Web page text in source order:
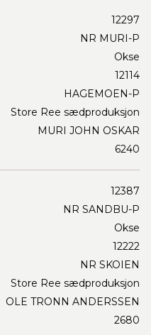
12297
NR MURI-P
Okse
12114
HAGEMOEN-P
Store Ree sædproduksjon
MURI JOHN OSKAR
6240
12387
NR SANDBU-P
Okse
12222
NR SKOIEN
Store Ree sædproduksjon
OLE TRONN ANDERSSEN
2680